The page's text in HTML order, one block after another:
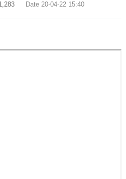
Date 20-04-22 15:40